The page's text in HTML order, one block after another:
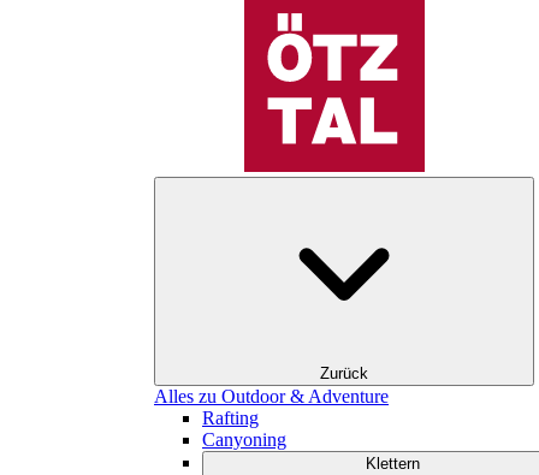
Zurück
Alles zu Outdoor & Adventure
Rafting
Canyoning
Klettern